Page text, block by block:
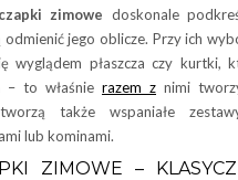
zimowe doskonale
jego oblicze. Przy ich
wyglądem płaszcza czy kurtki,
– to właśnie razem z nimi
także wspaniałe
lub kominami.
ZIMOWE –